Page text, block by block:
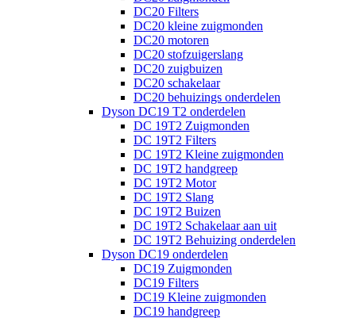
DC20 Filters
DC20 kleine zuigmonden
DC20 motoren
DC20 stofzuigerslang
DC20 zuigbuizen
DC20 schakelaar
DC20 behuizings onderdelen
Dyson DC19 T2 onderdelen
DC 19T2 Zuigmonden
DC 19T2 Filters
DC 19T2 Kleine zuigmonden
DC 19T2 handgreep
DC 19T2 Motor
DC 19T2 Slang
DC 19T2 Buizen
DC 19T2 Schakelaar aan uit
DC 19T2 Behuizing onderdelen
Dyson DC19 onderdelen
DC19 Zuigmonden
DC19 Filters
DC19 Kleine zuigmonden
DC19 handgreep